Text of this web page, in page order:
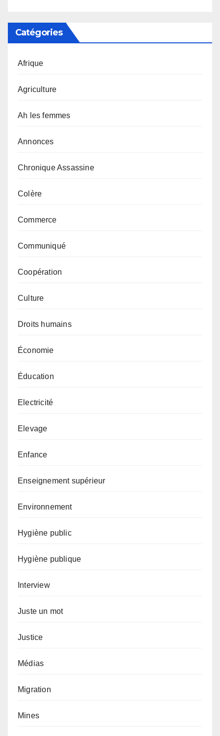
Catégories
Afrique
Agriculture
Ah les femmes
Annonces
Chronique Assassine
Colère
Commerce
Communiqué
Coopération
Culture
Droits humains
Économie
Éducation
Electricité
Elevage
Enfance
Enseignement supérieur
Environnement
Hygiène public
Hygiène publique
Interview
Juste un mot
Justice
Médias
Migration
Mines